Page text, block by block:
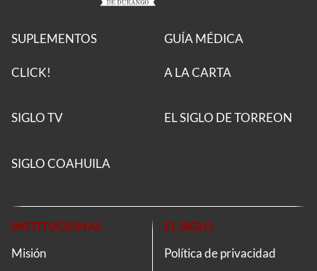
SUPLEMENTOS
CLICK!
GUÍA MÉDICA
A LA CARTA
SIGLO TV EL SIGLO DE TORREON
SIGLO COAHUILA
INSTITUCIONAL
Misión
EL SIGLO
Política de privacidad